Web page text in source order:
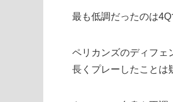
最も低調だったのは
ペリカンズのディフェ
長くプレーしたことは